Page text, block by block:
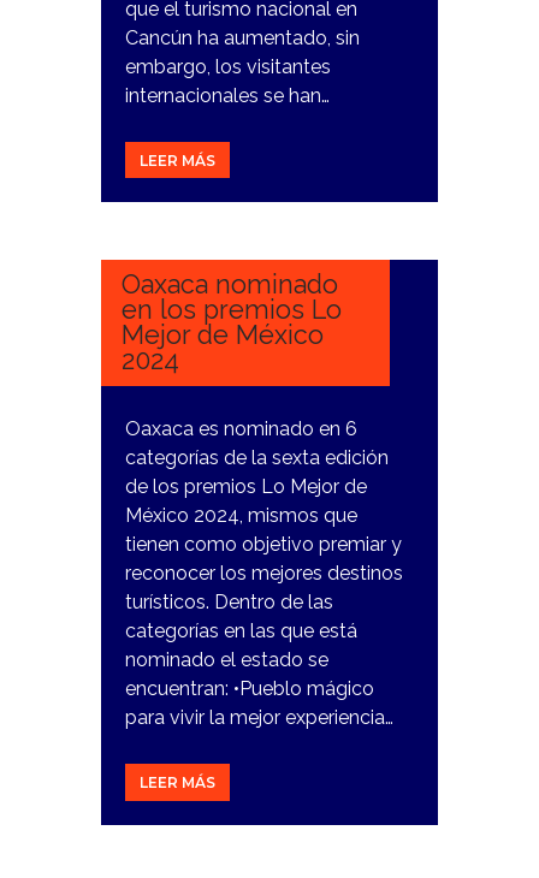
que el turismo nacional en
Cancún ha aumentado, sin
embargo, los visitantes
internacionales se han…
LEER MÁS
15
Oaxaca nominado
en los premios Lo
Mejor de México
2024
Oaxaca es nominado en 6
categorías de la sexta edición
de los premios Lo Mejor de
México 2024, mismos que
tienen como objetivo premiar y
reconocer los mejores destinos
turísticos. Dentro de las
categorías en las que está
nominado el estado se
encuentran: •Pueblo mágico
para vivir la mejor experiencia…
LEER MÁS
15